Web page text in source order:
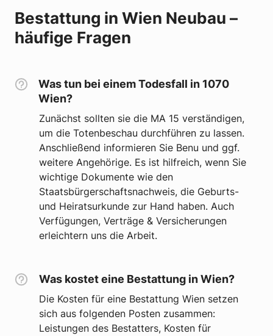
Bestattung in Wien Neubau –
häufige Fragen
Was tun bei einem Todesfall in 1070
Wien?
Zunächst sollten sie die MA 15 verständigen,
um die Totenbeschau durchführen zu lassen.
Anschließend informieren Sie Benu und ggf.
weitere Angehörige. Es ist hilfreich, wenn Sie
wichtige Dokumente wie den
Staatsbürgerschaftsnachweis, die Geburts-
und Heiratsurkunde zur Hand haben. Auch
Verfügungen, Verträge & Versicherungen
erleichtern uns die Arbeit.
Was kostet eine Bestattung in Wien?
Die Kosten für eine Bestattung Wien setzen
sich aus folgenden Posten zusammen:
Leistungen des Bestatters, Kosten für